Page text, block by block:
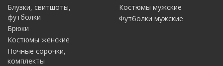
Блузки, свитшоты,
футболки
Брюки
Костюмы женские
Ночные сорочки,
комплекты
Костюмы мужские
Футболки мужские